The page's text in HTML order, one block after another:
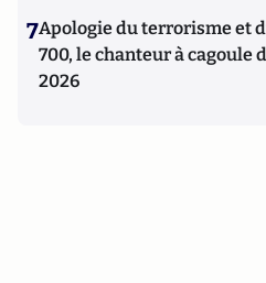
7Apologie du terrorisme et
700, le chanteur à cagoule
2026